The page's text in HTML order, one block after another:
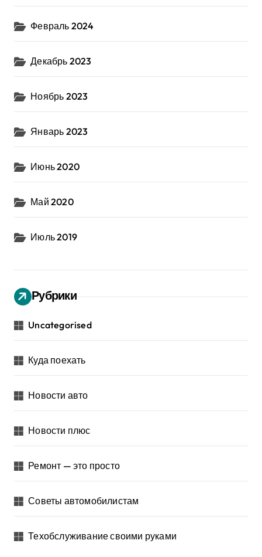
Февраль 2024
Декабрь 2023
Ноябрь 2023
Январь 2023
Июнь 2020
Май 2020
Июль 2019
Рубрики
Uncategorised
Куда поехать
Новости авто
Новости плюс
Ремонт — это просто
Советы автомобилистам
Техобслуживание своими руками